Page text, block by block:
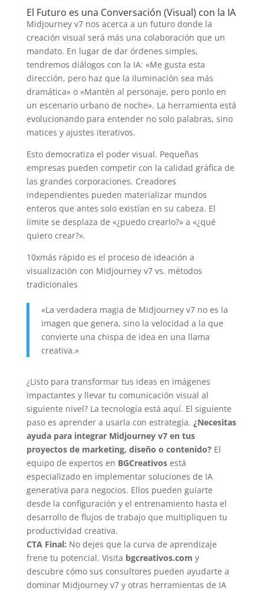
El Futuro es una Conversación (Visual) con la IA
Midjourney v7 nos acerca a un futuro donde la
creación visual será más una colaboración que un
mandato. En lugar de dar órdenes simples,
tendremos diálogos con la IA: «Me gusta esta
dirección, pero haz que la iluminación sea más
dramática» o «Mantén al personaje, pero ponlo en
un escenario urbano de noche». La herramienta está
evolucionando para entender no solo palabras, sino
matices y ajustes iterativos.
Esto democratiza el poder visual. Pequeñas
empresas pueden competir con la calidad gráfica de
las grandes corporaciones. Creadores
independientes pueden materializar mundos
enteros que antes solo existían en su cabeza. El
límite se desplaza de «¿puedo crearlo?» a «¿qué
quiero crear?».
10xmás rápido es el proceso de ideación a
visualización con Midjourney v7 vs. métodos
tradicionales
«La verdadera magia de Midjourney v7 no es la
imagen que genera, sino la velocidad a la que
convierte una chispa de idea en una llama
creativa.»
¿Listo para transformar tus ideas en imágenes
impactantes y llevar tu comunicación visual al
siguiente nivel? La tecnología está aquí. El siguiente
paso es aprender a usarla con estrategia. ¿Necesitas
ayuda para integrar Midjourney v7 en tus
proyectos de marketing, diseño o contenido?El
equipo de expertos en BGCreativosestá
especializado en implementar soluciones de IA
generativa para negocios. Ellos pueden guiarte
desde la configuración y el entrenamiento hasta el
desarrollo de flujos de trabajo que multipliquen tu
productividad creativa.
CTA Final: No dejes que la curva de aprendizaje
frene tu potencial. Visita bgcreativos.com y
descubre cómo sus consultores pueden ayudarte a
dominar Midjourney v7 y otras herramientas de IA